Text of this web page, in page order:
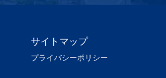
サイトマップ
プライバシーポリシー